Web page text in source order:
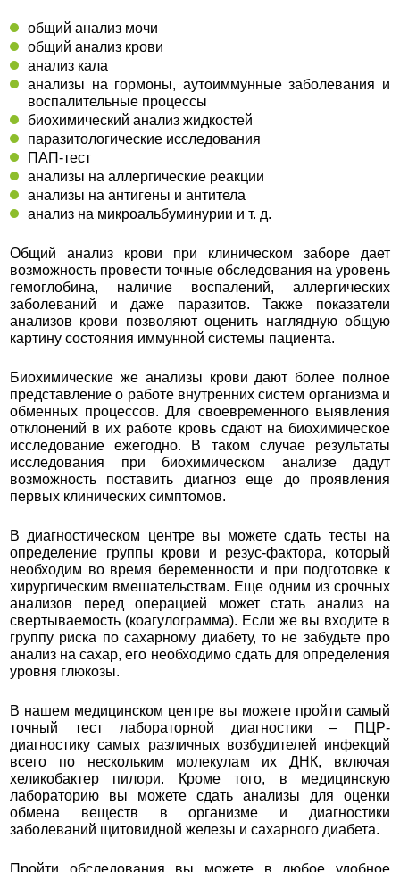
общий анализ мочи
общий анализ крови
анализ кала
анализы на гормоны, аутоиммунные заболевания и
воспалительные процессы
биохимический анализ жидкостей
паразитологические исследования
ПАП-тест
анализы на аллергические реакции
анализы на антигены и антитела
анализ на микроальбуминурии и т. д.
Общий анализ крови при клиническом заборе дает
возможность провести точные обследования на уровень
гемоглобина, наличие воспалений, аллергических
заболеваний и даже паразитов. Также показатели
анализов крови позволяют оценить наглядную общую
картину состояния иммунной системы пациента.
Биохимические же анализы крови дают более полное
представление о работе внутренних систем организма и
обменных процессов. Для своевременного выявления
отклонений в их работе кровь сдают на биохимическое
исследование ежегодно. В таком случае результаты
исследования при биохимическом анализе дадут
возможность поставить диагноз еще до проявления
первых клинических симптомов.
В диагностическом центре вы можете сдать тесты на
определение группы крови и резус-фактора, который
необходим во время беременности и при подготовке к
хирургическим вмешательствам. Еще одним из срочных
анализов перед операцией может стать анализ на
свертываемость (коагулограмма). Если же вы входите в
группу риска по сахарному диабету, то не забудьте про
анализ на сахар, его необходимо сдать для определения
уровня глюкозы.
В нашем медицинском центре вы можете пройти самый
точный тест лабораторной диагностики – ПЦР-
диагностику самых различных возбудителей инфекций
всего по нескольким молекулам их ДНК, включая
хеликобактер пилори. Кроме того, в медицинскую
лабораторию вы можете сдать анализы для оценки
обмена веществ в организме и диагностики
заболеваний щитовидной железы и сахарного диабета.
Пройти обследования вы можете в любое удобное